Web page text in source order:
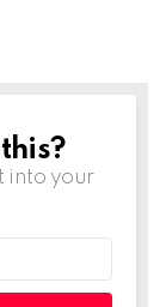
into your